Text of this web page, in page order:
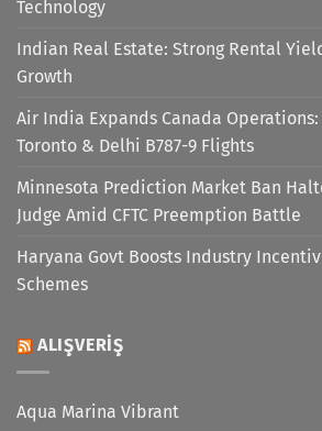
Technology
Indian Real Estate: Strong Rental
Growth
Air India Expands Canada
Toronto & Delhi B787-9 Flights
Minnesota Prediction Market Ban
Judge Amid CFTC Preemption Battle
Haryana Govt Boosts Industry
Schemes
ALIŞVERIŞ
Aqua Marina Vibrant